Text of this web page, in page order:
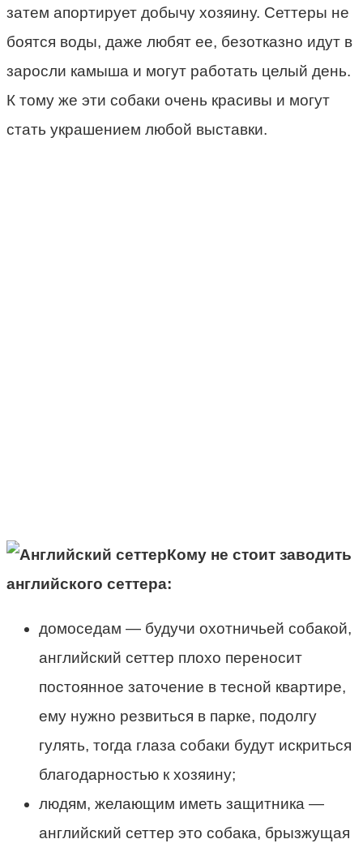
затем апортирует добычу хозяину. Сеттеры не
боятся воды, даже любят ее, безотказно идут в
заросли камыша и могут работать целый день.
К тому же эти собаки очень красивы и могут
стать украшением любой выставки.
Кому не стоит заводить
английского сеттера:
домоседам — будучи охотничьей собакой,
английский сеттер плохо переносит
постоянное заточение в тесной квартире,
ему нужно резвиться в парке, подолгу
гулять, тогда глаза собаки будут искриться
благодарностью к хозяину;
людям, желающим иметь защитника —
английский сеттер это собака, брызжущая